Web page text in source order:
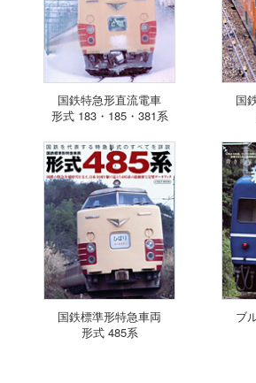
国鉄特急形直流電車
形式 183・185・381系
国
国鉄標準形特急車両
形式 485系
ブ